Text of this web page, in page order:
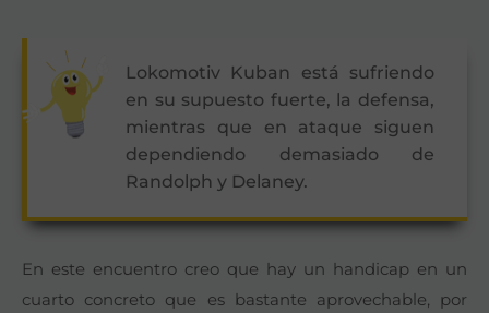
Lokomotiv Kuban está sufriendo
en su supuesto fuerte, la defensa,
mientras que en ataque siguen
dependiendo demasiado de
Randolph y Delaney.
En este encuentro creo que hay un handicap en un
cuarto concreto que es bastante aprovechable, por